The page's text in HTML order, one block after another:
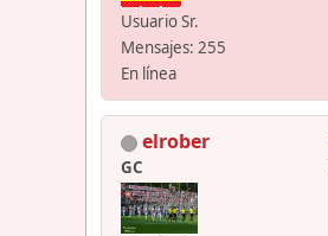
Usuario Sr.
Mensajes: 255
En línea
elrober
GC